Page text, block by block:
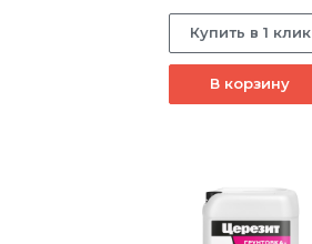
Купить в 1 клик
В корзину